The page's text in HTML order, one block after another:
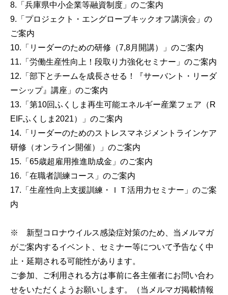
8.「兵庫県中小企業等融資制度」のご案内
9.「プロジェクト・エングローブキックオフ講演会」の
ご案内
10.「リーダーのための研修（7,8月開講）」のご案内
11.「労働生産性向上！段取り力強化セミナー」のご案内
12.「部下とチームを成長させる！『サーバント・リーダ
ーシップ』講座」のご案内
13.「第10回ふくしま再生可能エネルギー産業フェア（R
EIFふくしま2021）」のご案内
14.「リーダーのためのストレスマネジメントラインケア
研修（オンライン開催）」のご案内
15.「65歳超雇用推進助成金」のご案内
16.「在職者訓練コース」のご案内
17.「生産性向上支援訓練・ＩＴ活用力セミナー」のご案
内
※ 新型コロナウイルス感染症対策のため、当メルマガ
がご案内するイベント、セミナー等について予告なく中
止・延期される可能性があります。
ご参加、ご利用される方は事前に各主催者にお問い合わ
せをいただくようお願いします。（当メルマガ掲載情報